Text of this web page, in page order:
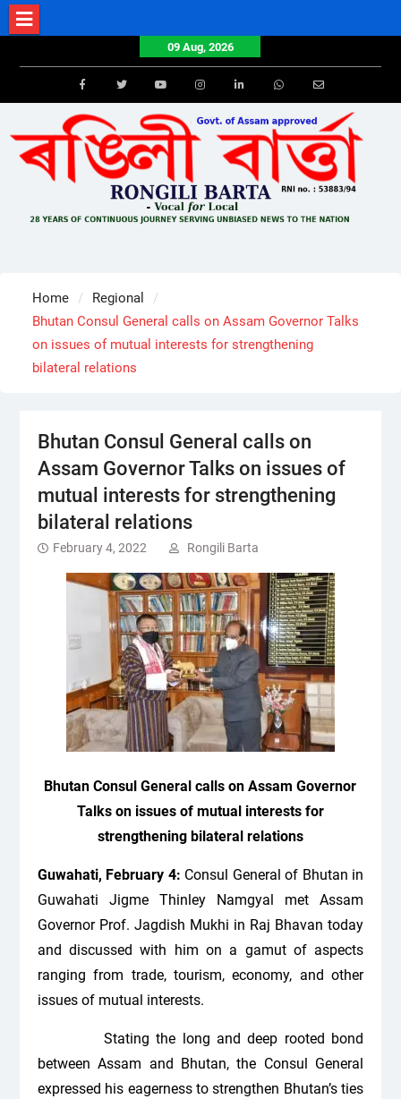
Skip
to
09 Aug, 2026
FacebookTwitterYoutube Email
Home
Regional
Bhutan Consul General calls on Assam Governor Talks
on issues of mutual interests for strengthening
bilateral relations
Bhutan Consul General calls on
Assam Governor Talks on issues of
mutual interests for strengthening
bilateral relations
February 4, 2022 Rongili Barta
Bhutan Consul General calls on Assam Governor
Talks on issues of mutual interests for
strengthening bilateral relations
Guwahati, February 4: Consul General of Bhutan in
Guwahati Jigme Thinley Namgyal met Assam
Governor Prof. Jagdish Mukhi in Raj Bhavan today
and discussed with him on a gamut of aspects
ranging from trade, tourism, economy, and other
issues of mutual interests.
Stating the long and deep rooted bond
between Assam and Bhutan, the Consul General
expressed his eagerness to strengthen Bhutan’s ties